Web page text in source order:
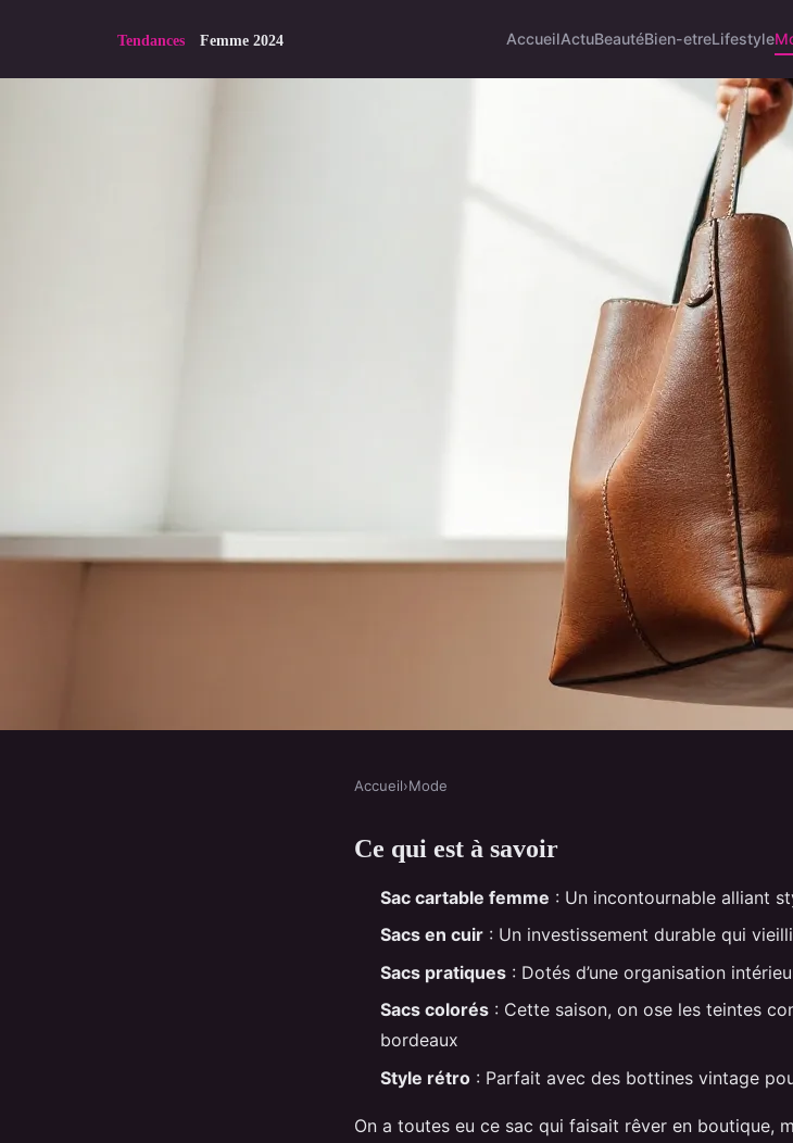
AccueilActuBeautéBien-etreLifestyle
Top 10 sacs à main polyvalents pour
10 min de lecture
Accueil›Mode
Ce qui est à savoir
Sac cartable femme : Un incontournable alliant
Sacs en cuir : Un investissement durable qui
Sacs pratiques : Dotés d’une organisation
Sacs colorés : Cette saison, on ose les teintes
bordeaux
Style rétro : Parfait avec des bottines vintage
On a toutes eu ce sac qui faisait rêver en boutique,